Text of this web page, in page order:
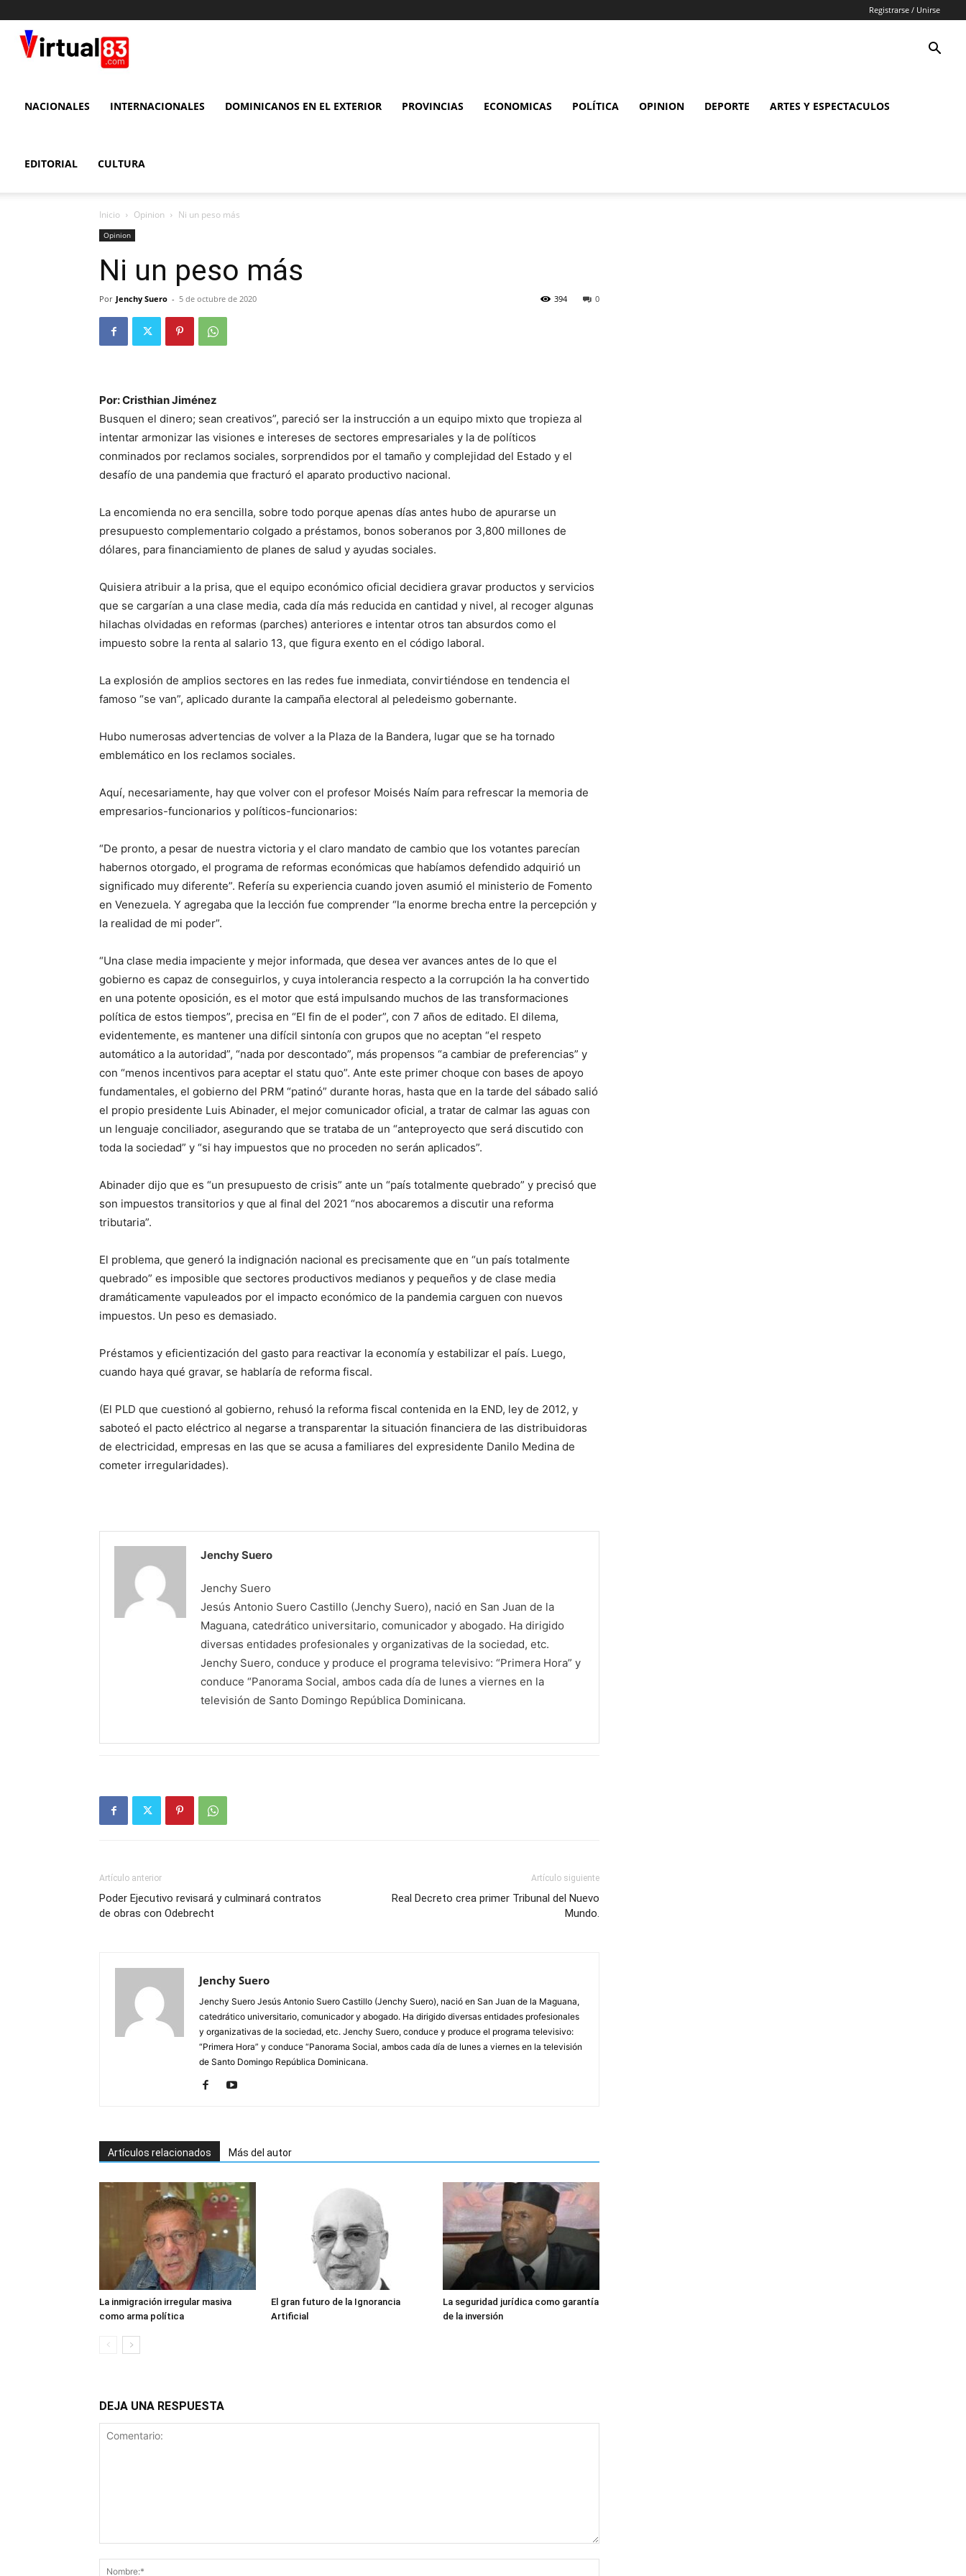
Registrarse / Unirse
83
NACIONALES INTERNACIONALES DOMINICANOS EN EL EXTERIOR PROVINCIAS ECONOMICAS POLÍTICA OPINION DEPORTE ARTES Y ESPECTACULOS
EDITORIAL CULTURA
Inicio Opinion Ni un peso más
Opinion
Ni un peso más
Por Jenchy Suero - 5 de octubre de 2020 0
394
Por: Cristhian Jiménez
Busquen el dinero; sean creativos”, pareció ser la instrucción a un equipo mixto que tropieza al
intentar armonizar las visiones e intereses de sectores empresariales y la de políticos
conminados por reclamos sociales, sorprendidos por el tamaño y complejidad del Estado y el
desafío de una pandemia que fracturó el aparato productivo nacional.
La encomienda no era sencilla, sobre todo porque apenas días antes hubo de apurarse un
presupuesto complementario colgado a préstamos, bonos soberanos por 3,800 millones de
dólares, para financiamiento de planes de salud y ayudas sociales.
Quisiera atribuir a la prisa, que el equipo económico oficial decidiera gravar productos y servicios
que se cargarían a una clase media, cada día más reducida en cantidad y nivel, al recoger algunas
hilachas olvidadas en reformas (parches) anteriores e intentar otros tan absurdos como el
impuesto sobre la renta al salario 13, que figura exento en el código laboral.
La explosión de amplios sectores en las redes fue inmediata, convirtiéndose en tendencia el
famoso “se van”, aplicado durante la campaña electoral al peledeismo gobernante.
Hubo numerosas advertencias de volver a la Plaza de la Bandera, lugar que se ha tornado
emblemático en los reclamos sociales.
Aquí, necesariamente, hay que volver con el profesor Moisés Naím para refrescar la memoria de
empresarios-funcionarios y políticos-funcionarios:
“De pronto, a pesar de nuestra victoria y el claro mandato de cambio que los votantes parecían
habernos otorgado, el programa de reformas económicas que habíamos defendido adquirió un
significado muy diferente”. Refería su experiencia cuando joven asumió el ministerio de Fomento
en Venezuela. Y agregaba que la lección fue comprender “la enorme brecha entre la percepción y
la realidad de mi poder”.
“Una clase media impaciente y mejor informada, que desea ver avances antes de lo que el
gobierno es capaz de conseguirlos, y cuya intolerancia respecto a la corrupción la ha convertido
en una potente oposición, es el motor que está impulsando muchos de las transformaciones
política de estos tiempos”, precisa en “El fin de el poder”, con 7 años de editado. El dilema,
evidentemente, es mantener una difícil sintonía con grupos que no aceptan “el respeto
automático a la autoridad”, “nada por descontado”, más propensos “a cambiar de preferencias” y
con “menos incentivos para aceptar el statu quo”. Ante este primer choque con bases de apoyo
fundamentales, el gobierno del PRM “patinó” durante horas, hasta que en la tarde del sábado salió
el propio presidente Luis Abinader, el mejor comunicador oficial, a tratar de calmar las aguas con
un lenguaje conciliador, asegurando que se trataba de un “anteproyecto que será discutido con
toda la sociedad” y “si hay impuestos que no proceden no serán aplicados”.
Abinader dijo que es “un presupuesto de crisis” ante un “país totalmente quebrado” y precisó que
son impuestos transitorios y que al final del 2021 “nos abocaremos a discutir una reforma
tributaria”.
El problema, que generó la indignación nacional es precisamente que en “un país totalmente
quebrado” es imposible que sectores productivos medianos y pequeños y de clase media
dramáticamente vapuleados por el impacto económico de la pandemia carguen con nuevos
impuestos. Un peso es demasiado.
Préstamos y eficientización del gasto para reactivar la economía y estabilizar el país. Luego,
cuando haya qué gravar, se hablaría de reforma fiscal.
(El PLD que cuestionó al gobierno, rehusó la reforma fiscal contenida en la END, ley de 2012, y
saboteó el pacto eléctrico al negarse a transparentar la situación financiera de las distribuidoras
de electricidad, empresas en las que se acusa a familiares del expresidente Danilo Medina de
cometer irregularidades).
Jenchy Suero
Jenchy Suero
Jesús Antonio Suero Castillo (Jenchy Suero), nació en San Juan de la
Maguana, catedrático universitario, comunicador y abogado. Ha dirigido
diversas entidades profesionales y organizativas de la sociedad, etc.
Jenchy Suero, conduce y produce el programa televisivo: “Primera Hora” y
conduce “Panorama Social, ambos cada día de lunes a viernes en la
televisión de Santo Domingo República Dominicana.
Artículo anterior
Poder Ejecutivo revisará y culminará contratos
de obras con Odebrecht
Artículo siguiente
Real Decreto crea primer Tribunal del Nuevo
Mundo.
Jenchy Suero
Jenchy Suero Jesús Antonio Suero Castillo (Jenchy Suero), nació en San Juan de la Maguana,
catedrático universitario, comunicador y abogado. Ha dirigido diversas entidades profesionales
y organizativas de la sociedad, etc. Jenchy Suero, conduce y produce el programa televisivo:
“Primera Hora” y conduce “Panorama Social, ambos cada día de lunes a viernes en la televisión
de Santo Domingo República Dominicana.
Artículos relacionados Más del autor
La inmigración irregular masiva
como arma política
El gran futuro de la Ignorancia
Artificial
La seguridad jurídica como garantía
de la inversión
DEJA UNA RESPUESTA